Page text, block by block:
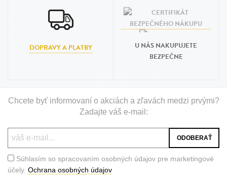
DOPRAVY A PLATBY
U NÁS NAKUPUJETE
BEZPEČNE
Chcete byť informovaní o akciách a zľavách medzi prvými?
Zadajte váš e-mail:
Súhlasím so spracovaním osobných údajov pre marketingové
účely. Ochrana osobných údajov